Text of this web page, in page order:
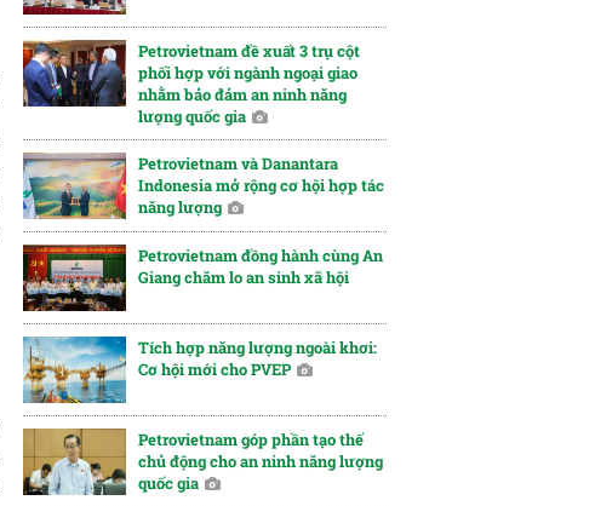
Petrovietnam đề xuất 3 trụ cột
phối hợp với ngành ngoại giao
nhằm bảo đảm an ninh năng
lượng quốc gia
Petrovietnam và Danantara
Indonesia mở rộng cơ hội hợp tác
năng lượng
Petrovietnam đồng hành cùng An
Giang chăm lo an sinh xã hội
Tích hợp năng lượng ngoài khơi:
Cơ hội mới cho PVEP
Petrovietnam góp phần tạo thế
chủ động cho an ninh năng lượng
quốc gia